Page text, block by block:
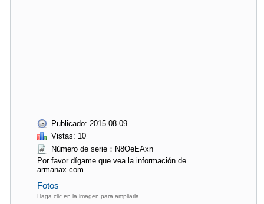
Publicado: 2015-08-09
Vistas: 10
Número de serie：N8OeEAxn
Por favor dígame que vea la información de
armanax.com.
Fotos
Haga clic en la imagen para ampliarla